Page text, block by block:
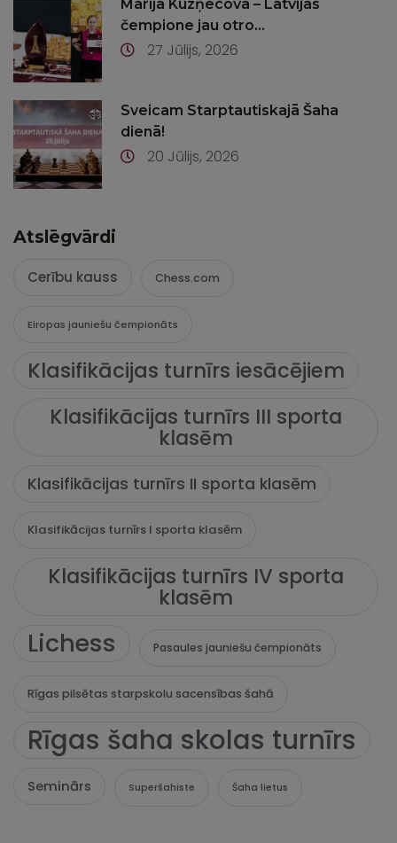
Marija Kuzņecova – Latvijas
čempione jau otro...
27 Jūlijs, 2026
Sveicam Starptautiskajā Šaha
dienā!
20 Jūlijs, 2026
Atslēgvārdi
Cerību kauss Chess.com
Eiropas jauniešu čempionāts
Klasifikācijas turnīrs iesācējiem
Klasifikācijas turnīrs III sporta
klasēm
Klasifikācijas turnīrs II sporta klasēm
Klasifikācijas turnīrs I sporta klasēm
Klasifikācijas turnīrs IV sporta
klasēm
Lichess Pasaules jauniešu čempionāts
Rīgas pilsētas starpskolu sacensības šahā
Rīgas šaha skolas turnīrs
Seminārs Superšahiste Šaha lietus